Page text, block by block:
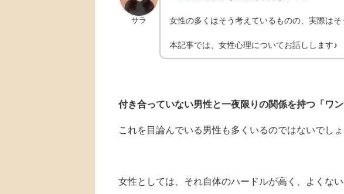
サラ 女性の多くはそう考えているものの、実際はそ
本記事では、女性心理についてお話しします♪
付き合っていない男性と一夜限りの関係を持つ「ワン
これを目論んでいる男性も多くいるのではないでしょ
女性としては、それ自体のハードルが高く、よくな